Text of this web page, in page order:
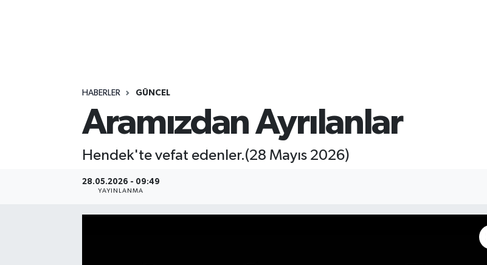
HABERLER GÜNCEL
Aramızdan Ayrılanlar
Hendek'te vefat edenler.(28 Mayıs 2026)
28.05.2026 - 09:49
YAYINLANMA